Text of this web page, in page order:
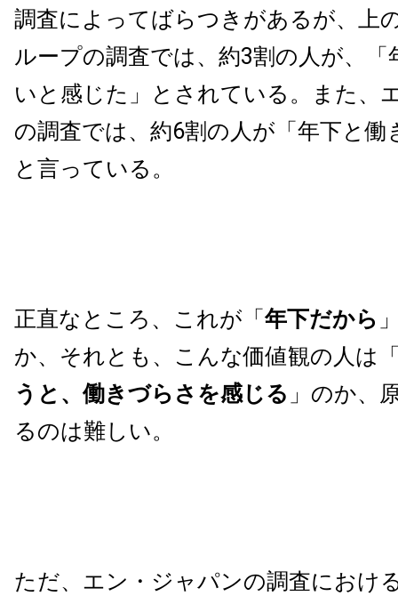
調査によってばらつきがあるが、上
ループの調査では、約3割の人が、「
いと感じた」とされている。また、
の調査では、約6割の人が「年下と働
と言っている。
正直なところ、これが「年下だから
か、それとも、こんな価値観の人は
うと、働きづらさを感じる 」のか、
るのは難しい。
ただ、エン・ジャパンの調査におけ